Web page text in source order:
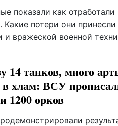
показали как отработали
Какие потери они
и вражеской военной
14 танков, много
в хлам: ВСУ
1200 орков